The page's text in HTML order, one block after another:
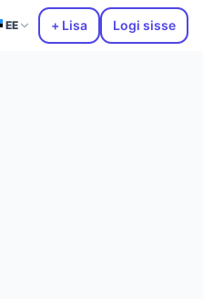
EE + Lisa Logi sisse